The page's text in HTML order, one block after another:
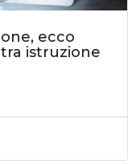
ecco
istruzione